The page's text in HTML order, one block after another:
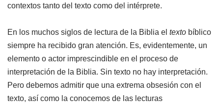
contextos tanto del texto como del intérprete.
En los muchos siglos de lectura de la Biblia el texto bíblico
siempre ha recibido gran atención. Es, evidentemente, un
elemento o actor imprescindible en el proceso de
interpretación de la Biblia. Sin texto no hay interpretación.
Pero debemos admitir que una extrema obsesión con el
texto, así como la conocemos de las lecturas